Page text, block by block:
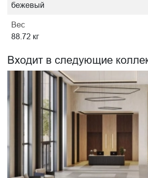
бежевый
Вес
88.72 кг
Входит в следующие